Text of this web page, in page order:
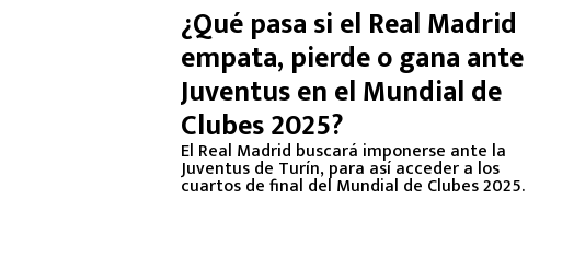
¿Qué pasa si el Real Madrid
empata, pierde o gana ante
Juventus en el Mundial de
Clubes 2025?
El Real Madrid buscará imponerse ante la
Juventus de Turín, para así acceder a los
cuartos de final del Mundial de Clubes 2025.